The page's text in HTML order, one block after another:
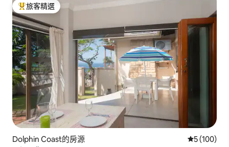
旅客精選榜首
旅客精選
Dolphin Coast的房源 從 100 則評
5 (100)